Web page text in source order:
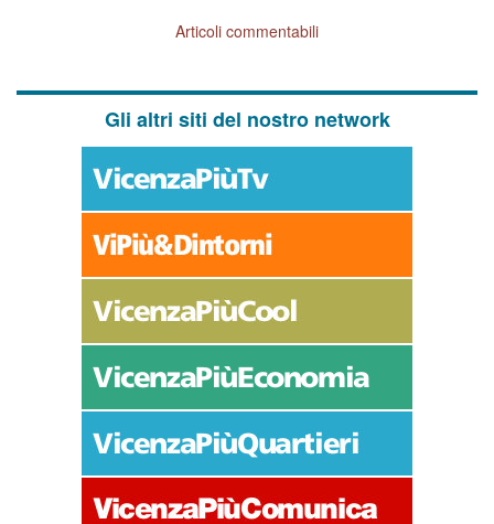
Articoli commentabili
Gli altri siti del nostro network